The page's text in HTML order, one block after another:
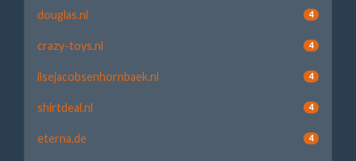
douglas.nl 4
crazy-toys.nl 4
ilsejacobsenhornbaek.nl 4
shirtdeal.nl 4
eterna.de 4